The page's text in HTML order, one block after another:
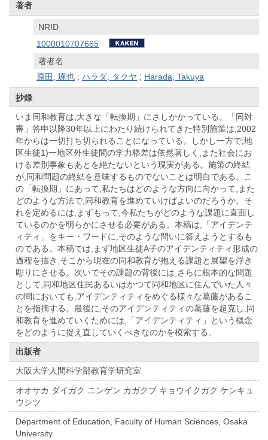
著者
NRID
1000010707665
著者名
原田, 琢也 ;ハラダ, タクヤ ; Harada, Takuya
抄録
いま同和教育は,大きな「転換期」にさしかかっている。「同対
審」答申以降30年以上にわたり続けられてきた特別施策は,2002
年からは一切打ち切られることになっている。しかし一方で,地
区生徒1)一地区外生徒間の学力格差は依然著しく,また社会にお
ける差別事象もあとを絶たないという現実がある。施策の終結
が,同和問題の終結を意味するものでないことは明白である。こ
の「転換期」にあって,私たちはどのような方向に向かって,また
どのような方法で,同和教育を進めていけばよいのだろうか。そ
れを定めるには,まずもって,今私たちがどのような課題に直面し
ているのかを明らかにさせる必要がある。本稿は,「アイデンテ
ィティ」をキー・ワードに,そのような問いに答えようとするも
のである。本稿では,まず地区生徒A子のアイデンティティ形成の
過程を描き,そこから現在の同和教育が抱える課題と展望を浮き
彫りにさせる。次いでその課題の背後には,さらに根本的な問題
として,同和地区住民あるいはかつて同和地区に住んでいた人々
の問においても,アイデンティティをめぐる様々な葛藤があるこ
とを指摘する。最後に,そのアイデンティティの葛藤を超克し,同
和教育を進めていくためには,「アイデンティティ」という概念
をどのように捉え直していくべきなのかを模索する。
出版者
大阪大学人間科学部教育学研究室
オオサカ ダイガク ニンゲン カガクブ キョウイクガク ケンキュ
ウシツ
Department of Education, Faculty of Human Sciences, Osaka
University